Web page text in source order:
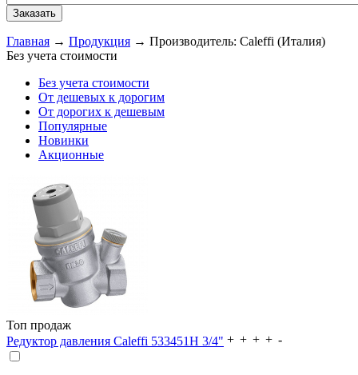
Главная → Продукция → Производитель: Caleffi (Италия)
Без учета стоимости
Без учета стоимости
От дешевых к дорогим
От дорогих к дешевым
Популярные
Новинки
Акционные
Топ продаж
Редуктор давления Caleffi 533451H 3/4"